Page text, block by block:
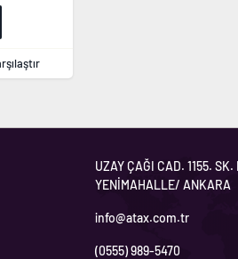
UZAY ÇAĞI CAD. 1155.
YENİMAHALLE/ ANKARA
info@atax.com.tr
(0555) 989-5470